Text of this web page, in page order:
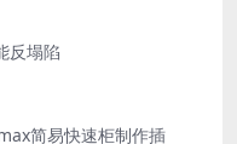
反塌陷
简易快速柜制作插